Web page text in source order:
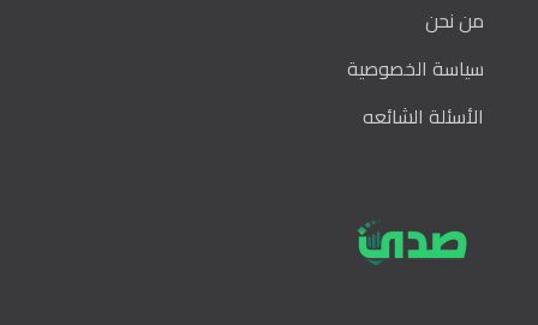
من نحن
سياسة الخصوصية
الأسئلة الشائعه